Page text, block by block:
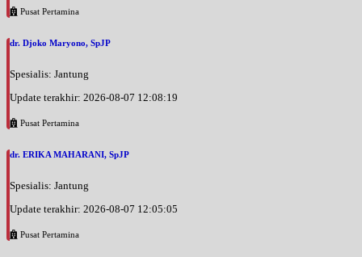
Pusat Pertamina
dr. Djoko Maryono, SpJP
Spesialis: Jantung
Update terakhir: 2026-08-07 12:08:19
Pusat Pertamina
dr. ERIKA MAHARANI, SpJP
Spesialis: Jantung
Update terakhir: 2026-08-07 12:05:05
Pusat Pertamina